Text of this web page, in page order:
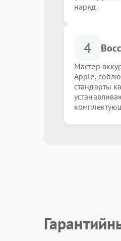
наряд.
4
Мастер
Apple,
стандарты